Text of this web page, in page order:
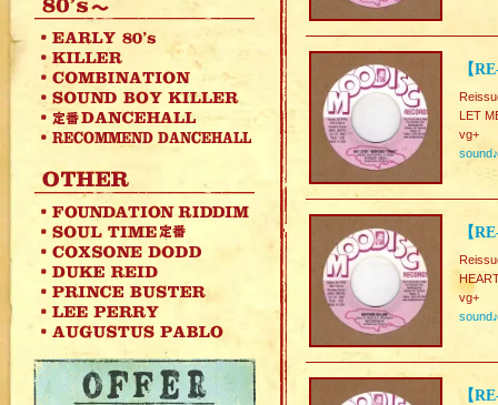
【
LET
vg+
sound♪
【
vg+
sound♪
【